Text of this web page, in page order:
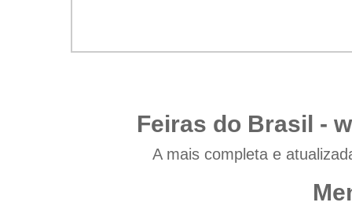
Feiras do Brasil -
A mais completa e